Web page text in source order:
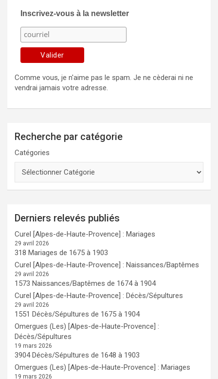
Inscrivez-vous à la newsletter
Comme vous, je n'aime pas le spam. Je ne cèderai ni ne
vendrai jamais votre adresse.
Recherche par catégorie
Catégories
Derniers relevés publiés
Curel [Alpes-de-Haute-Provence] : Mariages
29 avril 2026
318 Mariages de 1675 à 1903
Curel [Alpes-de-Haute-Provence] : Naissances/Baptêmes
29 avril 2026
1573 Naissances/Baptêmes de 1674 à 1904
Curel [Alpes-de-Haute-Provence] : Décès/Sépultures
29 avril 2026
1551 Décès/Sépultures de 1675 à 1904
Omergues (Les) [Alpes-de-Haute-Provence] :
Décès/Sépultures
19 mars 2026
3904 Décès/Sépultures de 1648 à 1903
Omergues (Les) [Alpes-de-Haute-Provence] : Mariages
19 mars 2026